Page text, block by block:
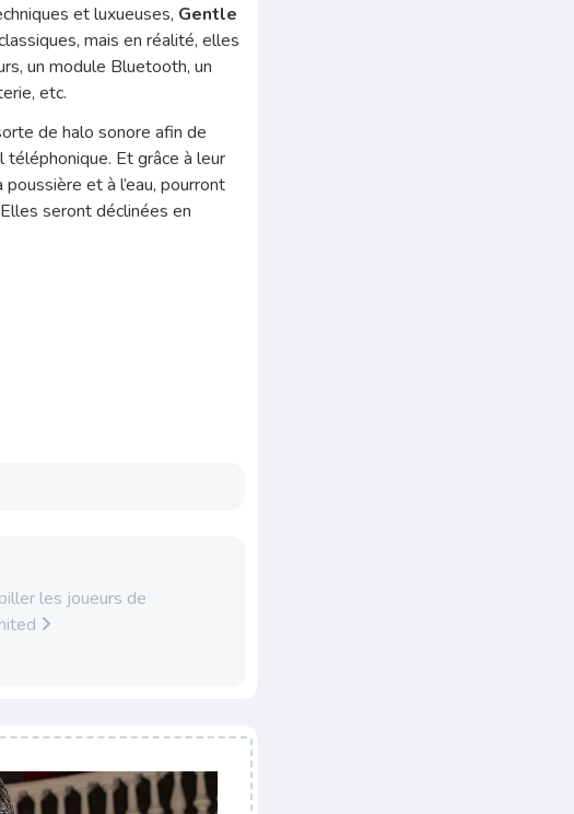
et luxueuses, Gentle
mais en réalité, elles
un module Bluetooth, un
etc.
de halo sonore afin de
téléphonique. Et grâce à leur
et à l’eau, pourront
seront déclinées en
les joueurs de